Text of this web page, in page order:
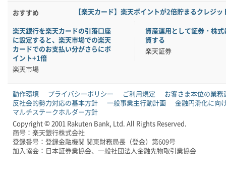
おすすめ
【楽天カード】楽天ポイントが2倍貯まるクレジ
楽天銀行を楽天カードの引落口座
に設定すると、楽天市場での楽天
カードでのお支払い分がさらにポ
イント+1倍
楽天市場
資産運用として証券・株式
資する
楽天証券
動作環境 プライバシーポリシー ご利用規定
お客さま本位の業務
反社会的勢力対応の基本方針
一般事業主行動計画
金融円滑化に向
マルチステークホルダー方針
Copyright © 2001 Rakuten Bank, Ltd. All Rights Reserved.
商号：楽天銀行株式会社
登録番号：登録金融機関 関東財務局長（登金）第609号
加入協会：日本証券業協会、一般社団法人金融先物取引業協会